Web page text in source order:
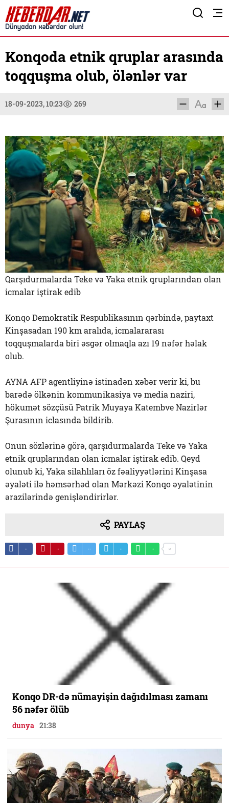
Konqoda etnik qruplar arasında
toqquşma olub, ölənlər var
18-09-2023, 10:23 269
Qarşıdurmalarda Teke və Yaka etnik qruplarından olan
icmalar iştirak edib
Konqo Demokratik Respublikasının qərbində, paytaxt
Kinşasadan 190 km aralıda, icmalararası
toqquşmalarda biri əsgər olmaqla azı 19 nəfər həlak
olub.
AYNA AFP agentliyinə istinadən xəbər verir ki, bu
barədə ölkənin kommunikasiya və media naziri,
hökumət sözçüsü Patrik Muyaya Katembve Nazirlər
Şurasının iclasında bildirib.
Onun sözlərinə görə, qarşıdurmalarda Teke və Yaka
etnik qruplarından olan icmalar iştirak edib. Qeyd
olunub ki, Yaka silahlıları öz fəaliyyətlərini Kinşasa
əyaləti ilə həmsərhəd olan Mərkəzi Konqo əyalətinin
ərazilərində genişləndirirlər.
PAYLAŞ
Konqo DR-də nümayişin dağıdılması zamanı
56 nəfər ölüb
dunya 21:38